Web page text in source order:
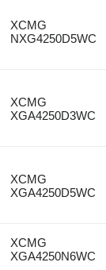
XCMG
NXG4250D5WC
XCMG
XGA4250D3WC
XCMG
XGA4250D5WC
XCMG
XGA4250N6WC